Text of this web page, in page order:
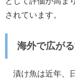
されています。
海外で広が
漬け魚は近年、